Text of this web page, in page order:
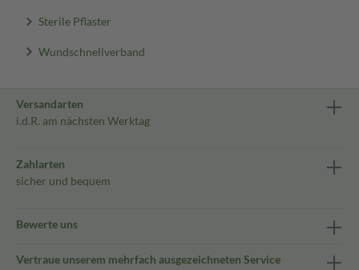
Sterile Pflaster
Wundschnellverband
Versandarten
i.d.R. am nächsten Werktag
Zahlarten
sicher und bequem
Bewerte uns
Vertraue unserem mehrfach ausgezeichneten Service